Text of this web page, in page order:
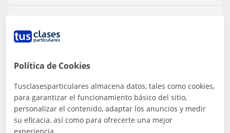
Sabadell
Francés
Profesora de francés clases a niños de
Política de Cookies
Tusclasesparticulares almacena datos, tales como cookies,
para garantizar el funcionamiento básico del sitio,
personalizar el contenido, adaptar los anuncios y medir
su eficacia, así como para ofrecerte una mejor
experiencia.